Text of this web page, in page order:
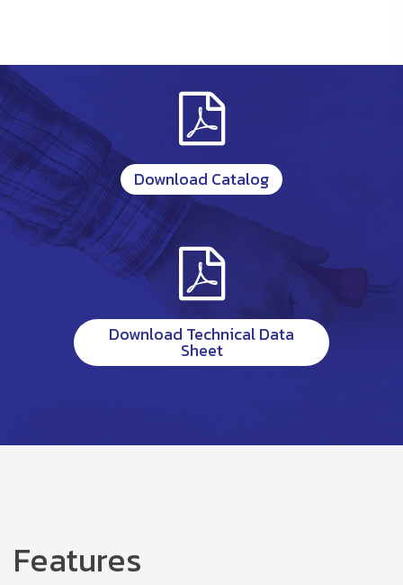
Download Catalog
Download Technical Data
Sheet
Features